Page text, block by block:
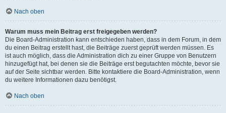
Nach oben
Warum muss mein Beitrag erst freigegeben werden?
Die Board-Administration kann entschieden haben, dass in dem Forum, in dem
du einen Beitrag erstellt hast, die Beiträge zuerst geprüft werden müssen. Es
ist auch möglich, dass die Administration dich zu einer Gruppe von Benutzern
hinzugefügt hat, bei denen sie die Beiträge erst begutachten möchte, bevor sie
auf der Seite sichtbar werden. Bitte kontaktiere die Board-Administration, wenn
du weitere Informationen dazu benötigst.
Nach oben